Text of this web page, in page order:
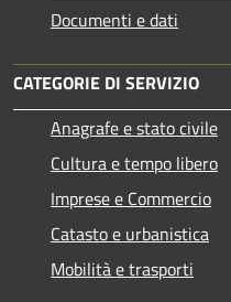
Documenti e dati
CATEGORIE DI SERVIZIO
Anagrafe e stato civile
Cultura e tempo libero
Imprese e Commercio
Catasto e urbanistica
Mobilità e trasporti